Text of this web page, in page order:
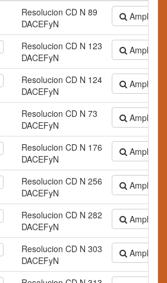
Resolucion CD N 89
DACEFyN
Ampliar
Resolucion CD N 123
DACEFyN
Ampliar
Resolucion CD N 124
DACEFyN
Ampliar
Resolucion CD N 73
DACEFyN
Ampliar
Resolucion CD N 176
DACEFyN
Ampliar
Resolucion CD N 256
DACEFyN
Ampliar
Resolucion CD N 282
DACEFyN
Ampliar
Resolucion CD N 303
DACEFyN
Ampliar